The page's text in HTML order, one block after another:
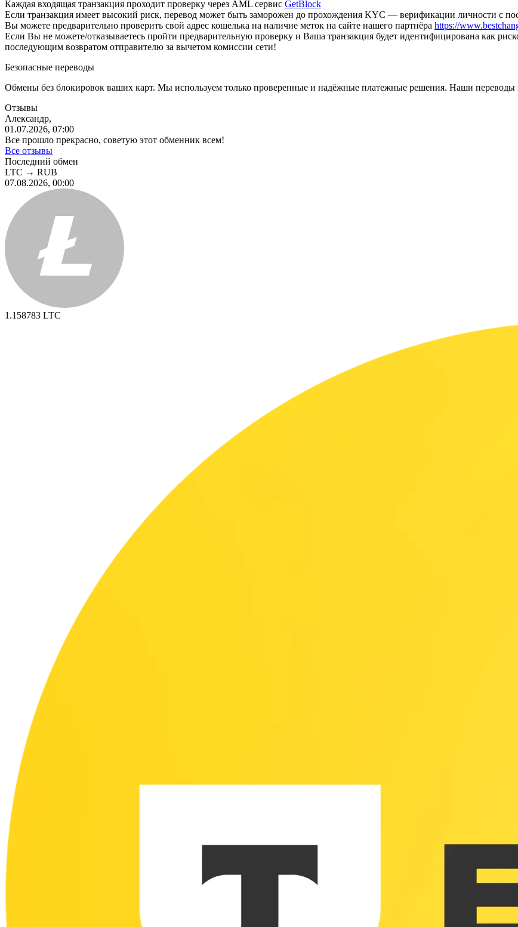
Каждая входящая транзакция проходит проверку через AML сервис GetBlock
Если транзакция имеет высокий риск, перевод может быть заморожен до прохождения KYC — верификации личности с
Вы можете предварительно проверить свой адрес кошелька на наличие меток на сайте нашего партнёра https://
Eсли Вы не можете/отказываетесь пройти предварительную проверку и Ваша транзакция будет идентифицирована как
последующим возвратом отправителю за вычетом комиссии сети!
Безопасные переводы
Обмены без блокировок ваших карт. Мы используем только проверенные и надёжные платежные решения. Наши переводы
Отзывы
Александр,
01.07.2026, 07:00
Все прошло прекрасно, советую этот обменник всем!
Все отзывы
Последний обмен
LTC → RUB
07.08.2026, 00:00
1.158783 LTC